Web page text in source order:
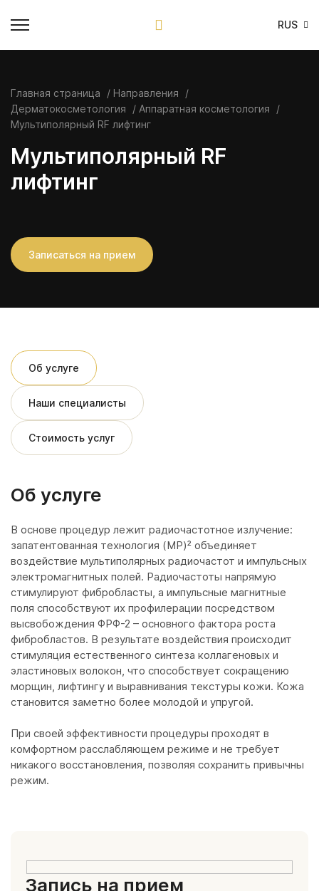
RUS
Главная страница
Направления
Дерматокосметология
Аппаратная косметология
Мультиполярный RF лифтинг
Мультиполярный RF
лифтинг
Записаться на прием
Об услуге
Наши специалисты
Стоимость услуг
Об услуге
В основе процедур лежит радиочастотное излучение:
запатентованная техно­логия (MP)² объединя­ет
воздействие мультиполярных ради­очастот и импульсных
электромагнит­ных полей. Радиочастоты напрямую
стимулируют фибробласты, а импульсные магнитные
поля способствуют их профилерации посредством
высвобождения ФРФ-2 – основного фактора роста
фибробластов. В результате воздействия происходит
стимуляция естественного синтеза коллагеновых и
эластиновых волокон, что способствует сокращению
морщин, лифтингу и выравнивания текстуры кожи. Кожа
становится заметно более молодой и упругой.
При своей эффективности процедуры проходят в
комфортном расслабляющем режиме и не требует
никакого восстановления, позволяя сохранить привычны
режим.
Запись на прием